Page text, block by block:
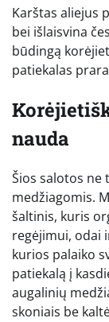
Karštas aliejus
bei išlaisvina
būdingą
patiekalas
nauda
Šios salotos
medžiagomis.
šaltinis, kuris
regėjimui, odai
kurios palaiko
patiekalą į
augalinių
skoniais be